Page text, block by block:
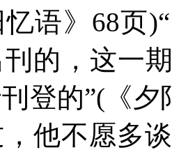
语》 68页)
的，这一
登的”( 《
他不愿多